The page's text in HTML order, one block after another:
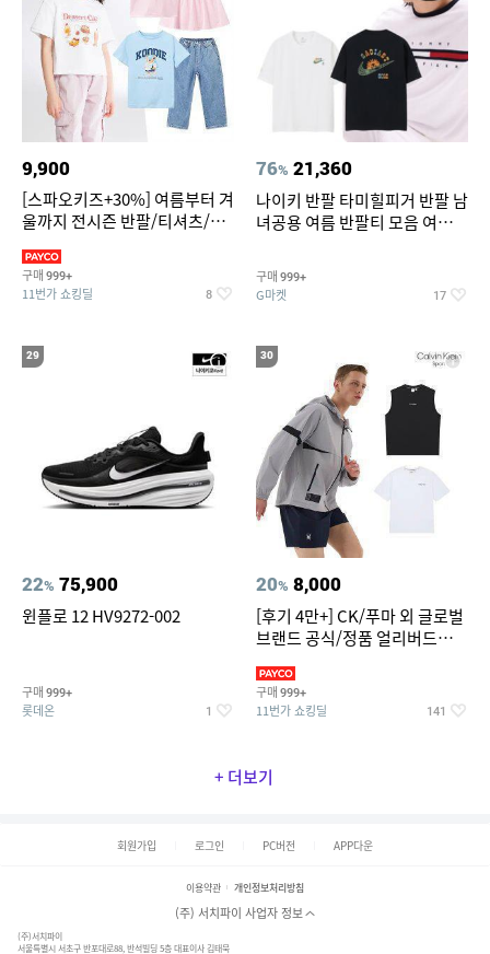
9,900
[스파오키즈+30%] 여름부터 겨
울까지 전시즌 반팔/티셔츠/셋
구매 999+
11번가 쇼킹딜 8
76% 21,360
나이키 반팔 타미힐피거 반팔 남
녀공용 여름 반팔티 모음 여름
구매 999+
G마켓 17
29
22% 75,900
윈플로 12 HV9272-002
구매 999+
롯데온 1
30
20% 8,000
[후기 4만+] CK/푸마 외 글로벌
브랜드 공식/정품 얼리버드
구매 999+
11번가 쇼킹딜 141
+ 더보기
회원가입 로그인 PC버전 APP다운
이용약관 개인정보처리방침
(주) 서치파이 사업자 정보
(주)서치파이
서울특별시 서초구 반포대로88, 반석빌딩 5층 대표이사 김태묵